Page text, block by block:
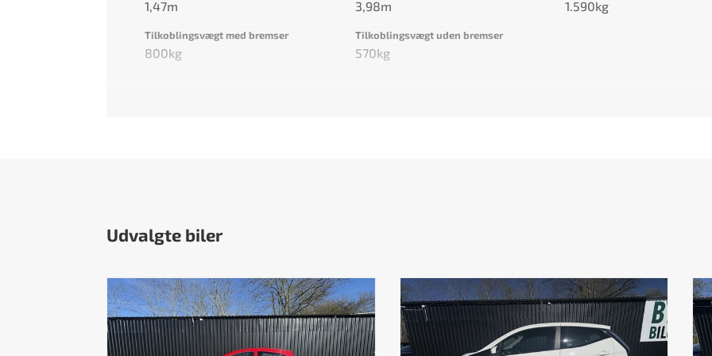
1,47m 3,98m 1.590kg
Tilkoblingsvægt med bremser
800kg
Tilkoblingsvægt uden bremser
570kg
Udvalgte biler